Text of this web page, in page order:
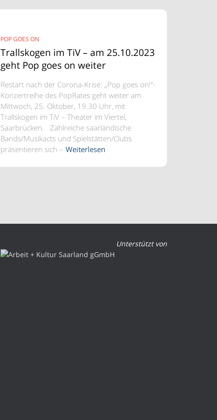
POP GOES ON
Trallskogen im TiV – am 25.10.2023
geht Pop goes on weiter
Restart nach der Corona-Krise: „Pop goes on!“-
Konzertreihe des PopRates geht weiter am
Mittwoch, 25. Oktober, 19.30 Uhr, mit
Trallskogen im TiV – Theater im Viertel,
Saarbrücken. Zahlreiche saarländische
Bands/Musikacts und Spielstätten/Clubs
präsentieren sich – Weiterlesen
Unterstützt von